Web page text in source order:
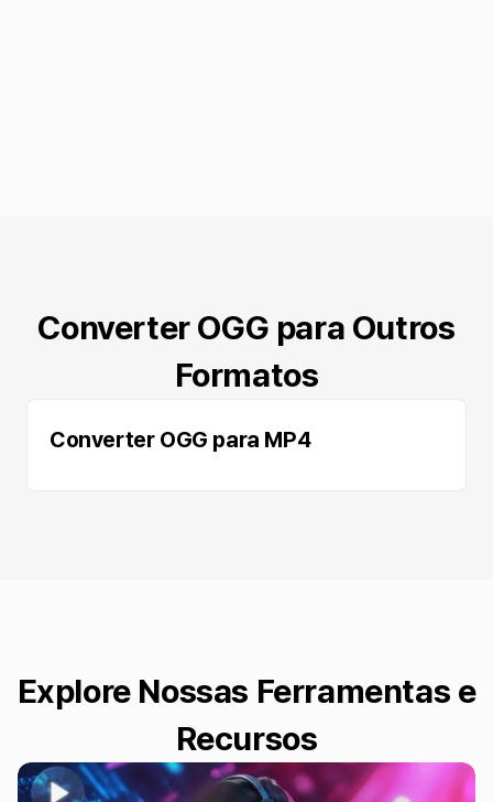
Converter OGG para Outros
Formatos
Converter OGG para MP4
Explore Nossas Ferramentas e
Recursos